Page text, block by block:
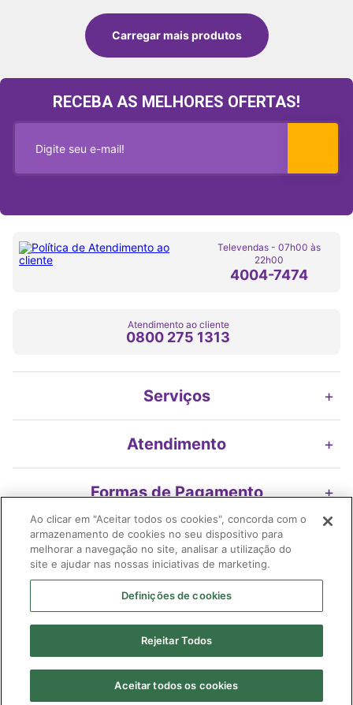
RECEBA AS MELHORES OFERTAS!
Televendas - 07h00 às
22h00
4004-7474
Atendimento ao cliente
0800 275 1313
Serviços +
Atendimento +
Formas de Pagamento +
Nossos Selos
Imifarma Produtos Farmacêuticos e Cosméticos S/A | Extrafarma |
04.899.316/0478-58| I.E. 119.116.200.116| Avenida Braz Leme, 2175 -
| AFE:
7.58472-6| CMVS - 355030801-477-010523-1-4.
Ao clicar em "Aceitar todos os cookies", concorda com o
armazenamento de cookies no seu dispositivo para
melhorar a navegação no site, analisar a utilização do
site e ajudar nas nossas iniciativas de marketing.
Definições de cookies
Rejeitar Todos
Aceitar todos os cookies